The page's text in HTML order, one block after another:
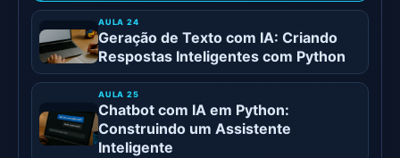
Geração de Texto com IA: Criando
Respostas Inteligentes com Python
Chatbot com IA em Python:
Construindo um Assistente
Inteligente